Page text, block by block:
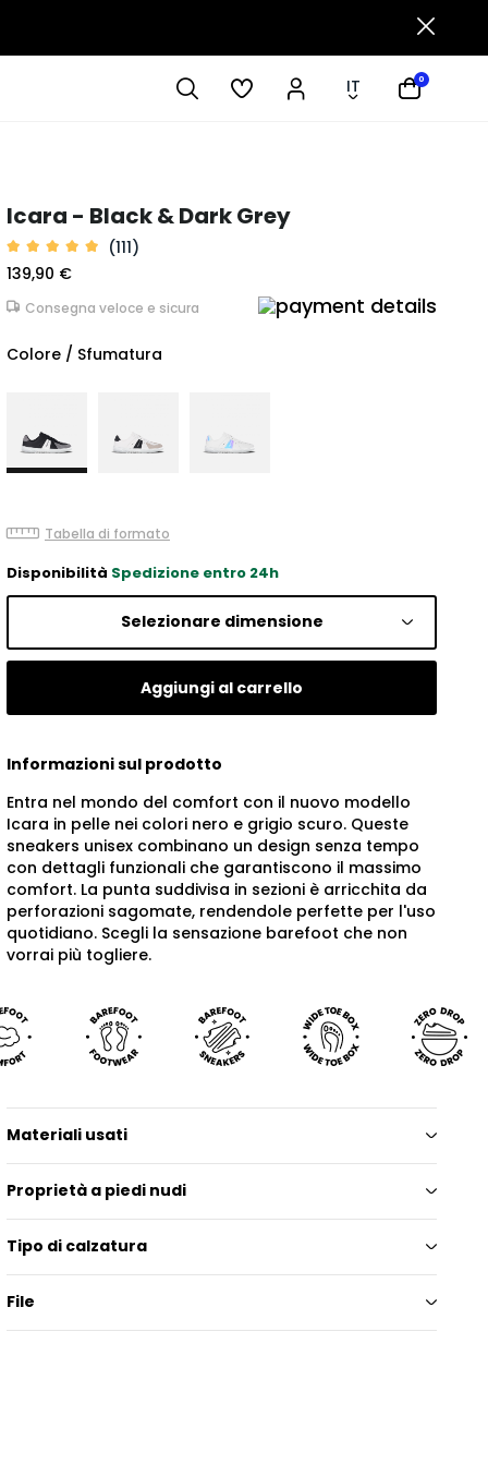
IT 0
Icara - Black & Dark Grey
(111)
139,90 €
Consegna veloce e sicura
Colore / Sfumatura
Tabella di formato
Disponibilità Spedizione entro 24h
Selezionare dimensione
Aggiungi al carrello
Informazioni sul prodotto
Entra nel mondo del comfort con il nuovo modello
Icara in pelle nei colori nero e grigio scuro. Queste
sneakers unisex combinano un design senza tempo
con dettagli funzionali che garantiscono il massimo
comfort. La punta suddivisa in sezioni è arricchita da
perforazioni sagomate, rendendole perfette per l'uso
quotidiano. Scegli la sensazione barefoot che non
vorrai più togliere.
Materiali usati
Proprietà a piedi nudi
Tipo di calzatura
File